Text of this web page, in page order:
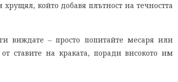
който добавя плътност на течността
виждате – просто попитайте месаря или
ставите на краката, поради високото им